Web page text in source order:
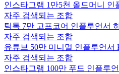
인스타그램 1만5천 올드머니 인
자주 검색되는 조합
틱톡 7만 고프코어 인플루언서
자주 검색되는 조합
유튜브 50만 미니멀 인플루언서
자주 검색되는 조합
인스타그램 100만 푸드 인플루